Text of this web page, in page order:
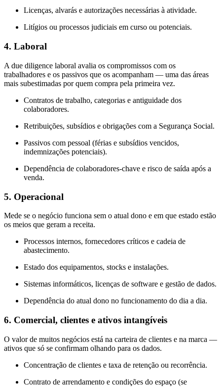
Licenças, alvarás e autorizações necessárias à atividade.
Litígios ou processos judiciais em curso ou potenciais.
4. Laboral
A due diligence laboral avalia os compromissos com os
trabalhadores e os passivos que os acompanham — uma das áreas
mais subestimadas por quem compra pela primeira vez.
Contratos de trabalho, categorias e antiguidade dos
colaboradores.
Retribuições, subsídios e obrigações com a Segurança Social.
Passivos com pessoal (férias e subsídios vencidos,
indemnizações potenciais).
Dependência de colaboradores-chave e risco de saída após a
venda.
5. Operacional
Mede se o negócio funciona sem o atual dono e em que estado estão
os meios que geram a receita.
Processos internos, fornecedores críticos e cadeia de
abastecimento.
Estado dos equipamentos, stocks e instalações.
Sistemas informáticos, licenças de software e gestão de dados.
Dependência do atual dono no funcionamento do dia a dia.
6. Comercial, clientes e ativos intangíveis
O valor de muitos negócios está na carteira de clientes e na marca —
ativos que só se confirmam olhando para os dados.
Concentração de clientes e taxa de retenção ou recorrência.
Contrato de arrendamento e condições do espaço (se